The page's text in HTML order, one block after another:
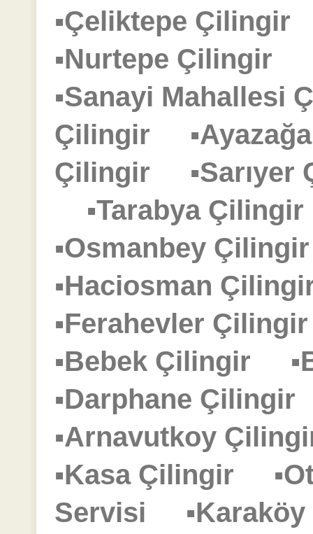
▪Çeliktepe
▪Nurtepe Çilingir
▪Sanayi
Çilingir
Çilingir
▪Tarabya
▪Osmanbey
▪Haciosman
▪Ferahevler
▪Bebek Çilingir
▪Darphane
▪Arnavutkoy
▪Kasa Çilingir
Servisi